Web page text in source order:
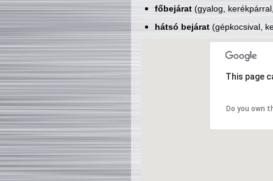
főbejárat(gyalog,
hátsó bejárat(gépkocsival,
This page
Do you own